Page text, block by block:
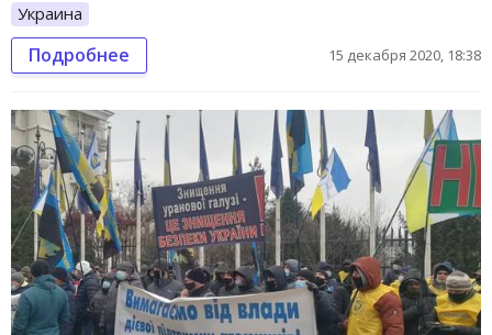
Украина
Подробнее 15 декабря 2020, 18:38